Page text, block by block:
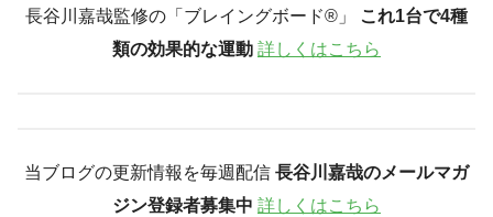
長谷川嘉哉監修の「ブレイングボード®︎」
これ1台で4種
類の効果的な運動 詳しくはこちら
当ブログの更新情報を毎週配信 長谷川嘉哉のメールマガ
ジン登録者募集中 詳しくはこちら